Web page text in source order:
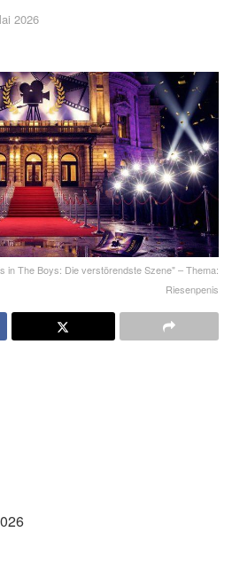
2026
in The Boys: Die verstörendste Szene" – Thema:
Riesenpenis